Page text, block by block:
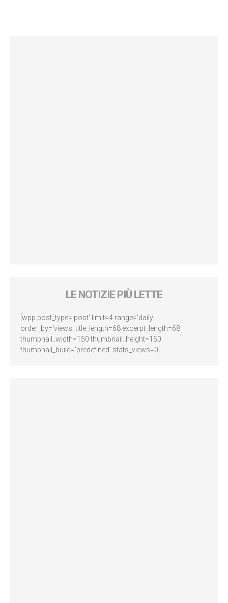
LE NOTIZIE PIÙ LETTE
[wpp post_type='post' limit=4 range='daily'
order_by='views' title_length=68 excerpt_length=68
thumbnail_width=150 thumbnail_height=150
thumbnail_build='predefined' stats_views=0]